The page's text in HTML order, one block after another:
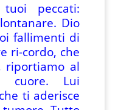
peccati:
Dio
fallimenti di
ri-cordo, che
riportiamo al
cuore. Lui
ti aderisce